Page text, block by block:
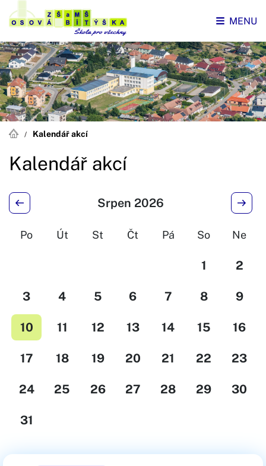
MENU
Kalendář akcí
Kalendář akcí
Srpen 2026
Po Út St Čt Pá So Ne
1 2
3 4 5 6 7 8 9
10 11 12 13 14 15 16
17 18 19 20 21 22 23
24 25 26 27 28 29 30
31